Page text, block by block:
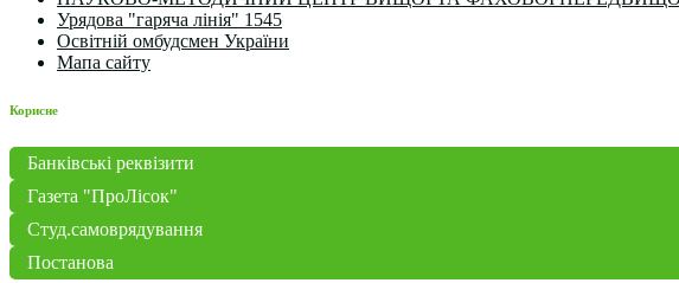
Урядова "гаряча лінія" 1545
Освітній омбудсмен України
Мапа сайту
Корисне
Банківські реквізити
Газета "ПроЛісок"
Студ.самоврядування
Постанова